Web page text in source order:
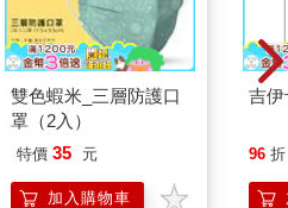
雙色蝦米_三層防護口
罩（2入）
特價 35 元
加入購物車
吉
96 折